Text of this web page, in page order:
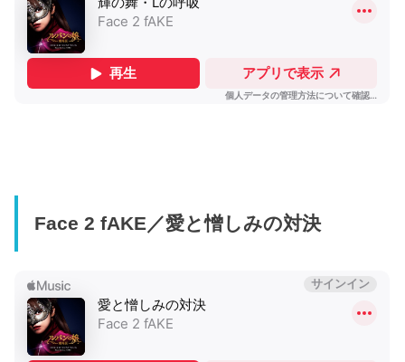
Face 2 fAKE／愛と憎しみの対決